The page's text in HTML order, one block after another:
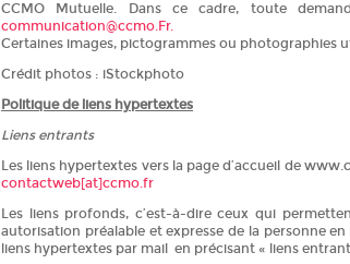
CCMO Mutuelle. Dans ce cadre, toute
communication@ccmo.Fr.
Certaines images, pictogrammes ou photographies
Crédit photos : iStockphoto
Politique de liens hypertextes
Liens entrants
Les liens hypertextes vers la page d’accueil de
contactweb[at]ccmo.fr
Les liens profonds, c’est-à-dire ceux qui
autorisation préalable et expresse de la personne
liens hypertextes par mail en précisant « liens